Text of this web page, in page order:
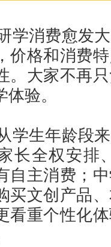
学消费愈发
价格和消费
。大家不再
验。
学生年龄段
长全权安排
自主消费；
买文创产品
看重个性化